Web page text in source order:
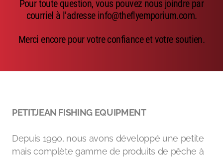
Pour toute question, vous pouvez nous joindre par
courriel à l’adresse info@theflyemporium.com.
Merci encore pour votre confiance et votre soutien.
PETITJEAN FISHING EQUIPMENT
Depuis 1990, nous avons développé une petite
mais complète gamme de produits de pêche à
Emerger
Accessoires de pêche